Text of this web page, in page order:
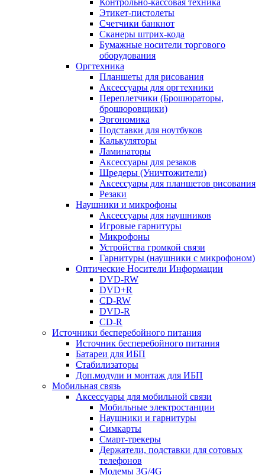
Контрольно-кассовая техника
Этикет-пистолеты
Счетчики банкнот
Сканеры штрих-кода
Бумажные носители торгового
оборудования
Оргтехника
Планшеты для рисования
Аксессуары для оргтехники
Переплетчики (Брошюраторы,
брошюровщики)
Эргономика
Подставки для ноутбуков
Калькуляторы
Ламинаторы
Аксессуары для резаков
Шредеры (Уничтожители)
Аксессуары для планшетов рисования
Резаки
Наушники и микрофоны
Аксессуары для наушников
Игровые гарнитуры
Микрофоны
Устройства громкой связи
Гарнитуры (наушники с микрофоном)
Оптические Носители Информации
DVD-RW
DVD+R
CD-RW
DVD-R
CD-R
Источники бесперебойного питания
Источник бесперебойного питания
Батареи для ИБП
Стабилизаторы
Доп.модули и монтаж для ИБП
Мобильная связь
Аксессуары для мобильной связи
Мобильные электростанции
Наушники и гарнитуры
Симкарты
Смарт-трекеры
Держатели, подставки для сотовых
телефонов
Модемы 3G/4G